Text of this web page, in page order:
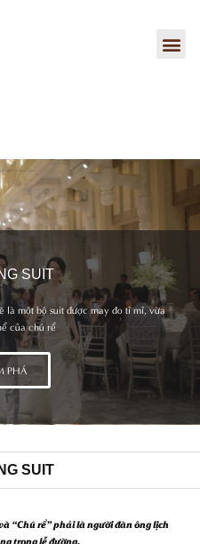
SUIT
là một bộ suit được may đo tỉ mỉ, vừa
của chú rể
PHÁ
SUIT
“Chú rể” phải là người đàn ông lịch
trong lễ đường.